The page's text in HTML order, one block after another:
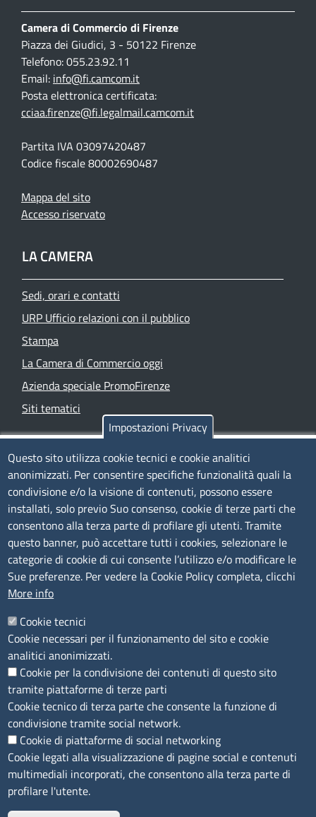
Camera di Commercio di Firenze
Piazza dei Giudici, 3 - 50122 Firenze
Telefono: 055.23.92.11
Email: info@fi.camcom.it
Posta elettronica certificata:
cciaa.firenze@fi.legalmail.camcom.it
Partita IVA 03097420487
Codice fiscale 80002690487
Mappa del sito
Accesso riservato
LA CAMERA
Sedi, orari e contatti
URP Ufficio relazioni con il pubblico
Stampa
La Camera di Commercio oggi
Azienda speciale PromoFirenze
Siti tematici
TRASPARENZA
Albo Online
Amministrazione trasparente
Bandi e concorsi
Segnalazioni Whistleblowing
Accessibilità
IBAN e pagamenti informatici
Informative privacy e cookie
Verifiche PA
Attuazione misure PNRR
Modulistica
SEGUICI SU
Impostazioni Privacy
Questo sito utilizza cookie tecnici e cookie analitici
anonimizzati. Per consentire specifiche funzionalità quali la
condivisione e/o la visione di contenuti, possono essere
installati, solo previo Suo consenso, cookie di terze parti che
consentono alla terza parte di profilare gli utenti. Tramite
questo banner, può accettare tutti i cookies, selezionare le
categorie di cookie di cui consente l’utilizzo e/o modificare le
Sue preferenze. Per vedere la Cookie Policy completa, clicchi
More info
Cookie tecnici
Cookie necessari per il funzionamento del sito e cookie
analitici anonimizzati.
Cookie per la condivisione dei contenuti di questo sito
tramite piattaforme di terze parti
Cookie tecnico di terza parte che consente la funzione di
condivisione tramite social network.
Cookie di piattaforme di social networking
Cookie legati alla visualizzazione di pagine social e contenuti
multimediali incorporati, che consentono alla terza parte di
profilare l'utente.